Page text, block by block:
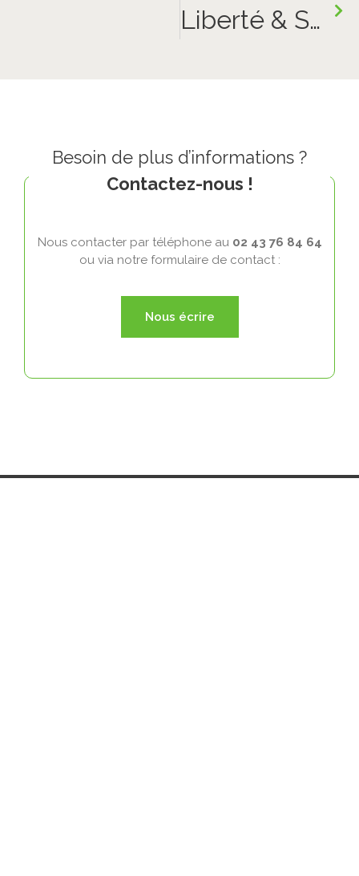
Liberté & Sécurité
Besoin de plus d’informations ?
Contactez-nous !
Nous contacter par téléphone au 02 43 76 84 64
ou via notre formulaire de contact :
Nous écrire